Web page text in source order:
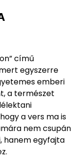
című
egyszerre
emberi
a természet
a vers ma is
nem csupán
hanem egyfajta